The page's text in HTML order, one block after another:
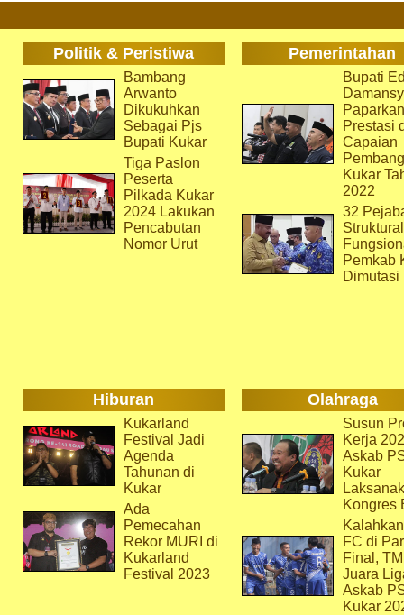
Politik & Peristiwa Pemerintahan
Bambang
Arwanto
Dikukuhkan
Sebagai Pjs
Bupati Kukar
Tiga Paslon
Peserta
Pilkada Kukar
2024 Lakukan
Pencabutan
Nomor Urut
Bupati
Paparkan
Prestasi
Capaian
Kukar
2022
32
Pemkab
Dimutasi
Hiburan Olahraga
Kukarland
Festival Jadi
Agenda
Tahunan di
Kukar
Ada
Pemecahan
Rekor MURI di
Kukarland
Festival 2023
Susun
Kerja
Askab
Kukar
Kongres
FC di
Final,
Juara
Askab
Kukar